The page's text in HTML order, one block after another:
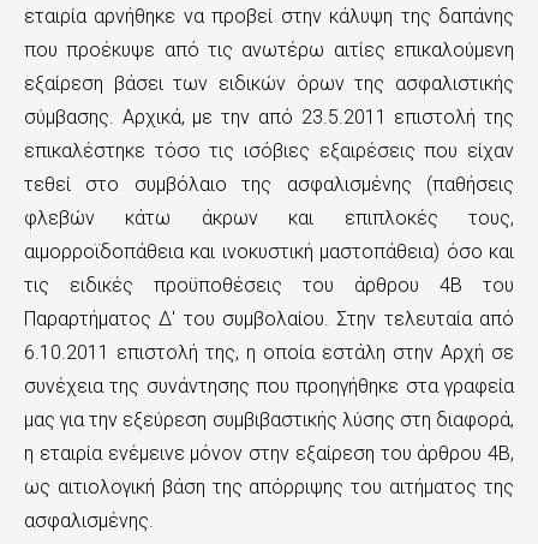
εταιρία αρνήθηκε να προβεί στην κάλυψη της δαπάνης
που προέκυψε από τις ανωτέρω αιτίες επικαλούμενη
εξαίρεση βάσει των ειδικών όρων της ασφαλιστικής
σύμβασης. Αρχικά, με την από 23.5.2011 επιστολή της
επικαλέστηκε τόσο τις ισόβιες εξαιρέσεις που είχαν
τεθεί στο συμβόλαιο της ασφαλισμένης (παθήσεις
φλεβών κάτω άκρων και επιπλοκές τους,
αιμορροϊδοπάθεια και ινοκυστική μαστοπάθεια) όσο και
τις ειδικές προϋποθέσεις του άρθρου 4Β του
Παραρτήματος Δ' του συμβολαίου. Στην τελευταία από
6.10.2011 επιστολή της, η οποία εστάλη στην Αρχή σε
συνέχεια της συνάντησης που προηγήθηκε στα γραφεία
μας για την εξεύρεση συμβιβαστικής λύσης στη διαφορά,
η εταιρία ενέμεινε μόνον στην εξαίρεση του άρθρου 4Β,
ως αιτιολογική βάση της απόρριψης του αιτήματος της
ασφαλισμένης.